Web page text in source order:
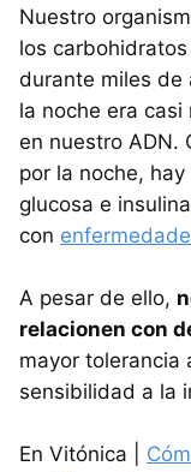
Nuestro
los
durante miles de
la noche era
en nuestro ADN.
por la noche,
glucosa e
con
A pesar de ello,
relacionen con
mayor tolerancia
sensibilidad a la
En Vitónica |